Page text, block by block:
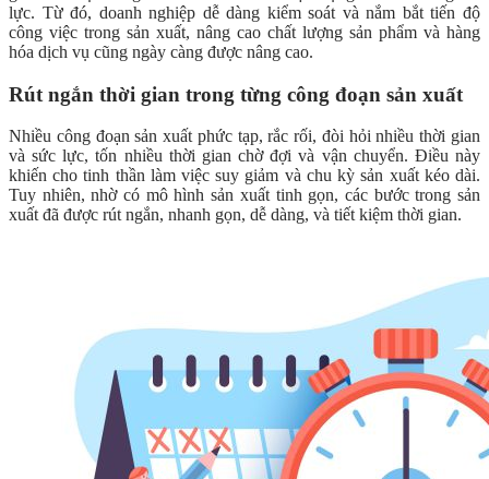
lực. Từ đó, doanh nghiệp dễ dàng kiểm soát và nắm bắt tiến độ
công việc trong sản xuất, nâng cao chất lượng sản phẩm và hàng
hóa dịch vụ cũng ngày càng được nâng cao.
Rút ngắn thời gian trong từng công đoạn sản xuất
Nhiều công đoạn sản xuất phức tạp, rắc rối, đòi hỏi nhiều thời gian
và sức lực, tốn nhiều thời gian chờ đợi và vận chuyển. Điều này
khiến cho tinh thần làm việc suy giảm và chu kỳ sản xuất kéo dài.
Tuy nhiên, nhờ có mô hình sản xuất tinh gọn, các bước trong sản
xuất đã được rút ngắn, nhanh gọn, dễ dàng, và tiết kiệm thời gian.